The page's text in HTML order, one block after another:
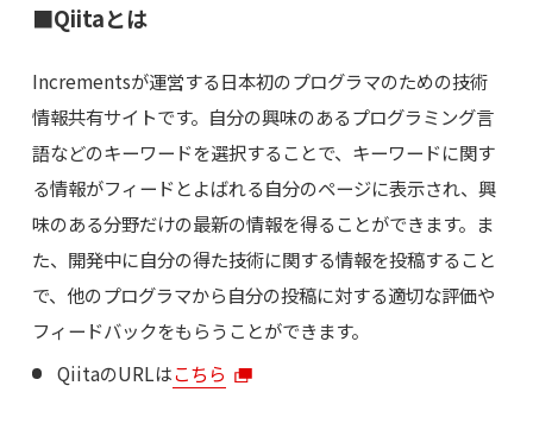
■Qiitaとは
Incrementsが運営する日本初のプログラマのための技術
情報共有サイトです。自分の興味のあるプログラミング言
語などのキーワードを選択することで、キーワードに関す
る情報がフィードとよばれる自分のページに表示され、興
味のある分野だけの最新の情報を得ることができます。ま
た、開発中に自分の得た技術に関する情報を投稿すること
で、他のプログラマから自分の投稿に対する適切な評価や
フィードバックをもらうことができます。
QiitaのURLはこちら